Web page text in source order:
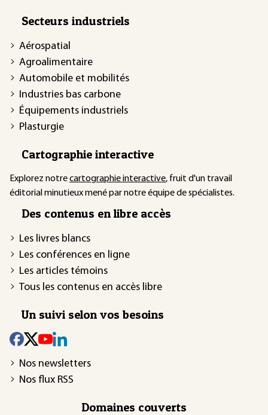
Secteurs industriels
Aérospatial
Agroalimentaire
Automobile et mobilités
Industries bas carbone
Équipements industriels
Plasturgie
Cartographie interactive
Explorez notrecartographie interactive, fruit d'un travail
éditorial minutieux mené par notre équipe de spécialistes.
Des contenus en libre accès
Les livres blancs
Les conférences en ligne
Les articles témoins
Tous les contenus en accès libre
Un suivi selon vos besoins
Nos newsletters
Nos flux RSS
Domaines couverts